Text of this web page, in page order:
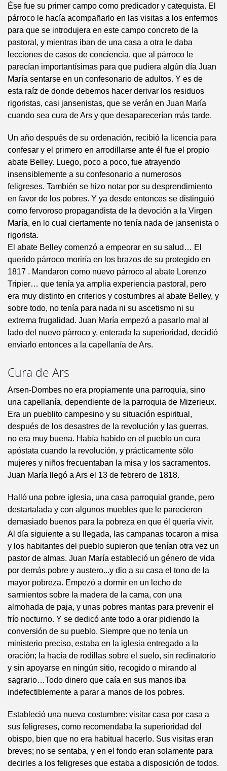
Ése fue su primer campo como predicador y catequista. El
párroco le hacía acompañarlo en las visitas a los enfermos
para que se introdujera en este campo concreto de la
pastoral, y mientras iban de una casa a otra le daba
lecciones de casos de conciencia, que al párroco le
parecían importantísimas para que pudiera algún día Juan
María sentarse en un confesonario de adultos. Y es de
esta raíz de donde debemos hacer derivar los residuos
rigoristas, casi jansenistas, que se verán en Juan María
cuando sea cura de Ars y que desaparecerían más tarde.
Un año después de su ordenación, recibió la licencia para
confesar y el primero en arrodillarse ante él fue el propio
abate Belley. Luego, poco a poco, fue atrayendo
insensiblemente a su confesonario a numerosos
feligreses. También se hizo notar por su desprendimiento
en favor de los pobres. Y ya desde entonces se distinguió
como fervoroso propagandista de la devoción a la Virgen
María, en lo cual ciertamente no tenía nada de jansenista o
rigorista.
El abate Belley comenzó a empeorar en su salud… El
querido párroco moriría en los brazos de su protegido en
1817 . Mandaron como nuevo párroco al abate Lorenzo
Tripier… que tenía ya amplia experiencia pastoral, pero
era muy distinto en criterios y costumbres al abate Belley, y
sobre todo, no tenía para nada ni su ascetismo ni su
extrema frugalidad. Juan María empezó a pasarlo mal al
lado del nuevo párroco y, enterada la superioridad, decidió
enviarlo entonces a la capellanía de Ars.
Cura de Ars
Arsen-Dombes no era propiamente una parroquia, sino
una capellanía, dependiente de la parroquia de Mizerieux.
Era un pueblito campesino y su situación espiritual,
después de los desastres de la revolución y las guerras,
no era muy buena. Había habido en el pueblo un cura
apóstata cuando la revolución, y prácticamente sólo
mujeres y niños frecuentaban la misa y los sacramentos.
Juan María llegó a Ars el 13 de febrero de 1818.
Halló una pobre iglesia, una casa parroquial grande, pero
destartalada y con algunos muebles que le parecieron
demasiado buenos para la pobreza en que él quería vivir.
Al día siguiente a su llegada, las campanas tocaron a misa
y los habitantes del pueblo supieron que tenían otra vez un
pastor de almas. Juan María estableció un género de vida
por demás pobre y austero...y dio a su casa el tono de la
mayor pobreza. Empezó a dormir en un lecho de
sarmientos sobre la madera de la cama, con una
almohada de paja, y unas pobres mantas para prevenir el
frío nocturno. Y se dedicó ante todo a orar pidiendo la
conversión de su pueblo. Siempre que no tenía un
ministerio preciso, estaba en la iglesia entregado a la
oración; la hacía de rodillas sobre el suelo, sin reclinatorio
y sin apoyarse en ningún sitio, recogido o mirando al
sagrario…Todo dinero que caía en sus manos iba
indefectiblemente a parar a manos de los pobres.
Estableció una nueva costumbre: visitar casa por casa a
sus feligreses, como recomendaba la superioridad del
obispo, bien que no era habitual hacerlo. Sus visitas eran
breves; no se sentaba, y en el fondo eran solamente para
decirles a los feligreses que estaba a disposición de todos.